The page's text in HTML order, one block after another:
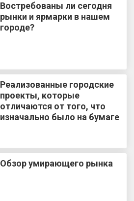
Востребованы ли сегодня
рынки и ярмарки в нашем
городе?
Реализованные городские
проекты, которые
отличаются от того, что
изначально было на бумаге
Обзор умирающего рынка